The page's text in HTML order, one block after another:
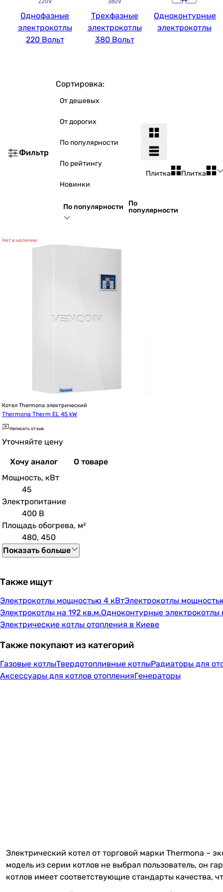
Однофазные
электрокотлы
220 Вольт
Трехфазные
электрокотлы
380 Вольт
Одноконтурные
электрокотлы
Фильтр
Сортировка:
От дешевых
От дорогих
По популярности
По рейтингу
Новинки
По популярности
По
популярности
Плитка Плитка
Нет в наличии
Котел Thermona электрический
Thermona Therm EL 45 kW
Написать отзыв
Уточняйте цену
Хочу аналог
О товаре
Мощность, кВт
45
Электропитание
400 В
Площадь обогрева, м²
480, 450
Показать больше
Также ищут
Электрокотлы мощностью 4 кВтЭлектрокотлы
Электрокотлы на 192 кв.м.Одноконтурные электрокотлы
Электрические котлы отопления в Киеве
Также покупают из категорий
Газовые котлыТвердотопливные котлыРадиаторы для
Аксессуары для котлов отопленияГенераторы
Электрический котел от торговой марки Thermona –
модель из серии котлов не выбрал пользователь, он
котлов имеет соответствующие стандарты качества,